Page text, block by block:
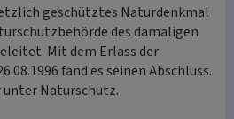
geschütztes Naturdenkmal
des damaligen
Mit dem Erlass der
fand es seinen Abschluss.
Naturschutz.